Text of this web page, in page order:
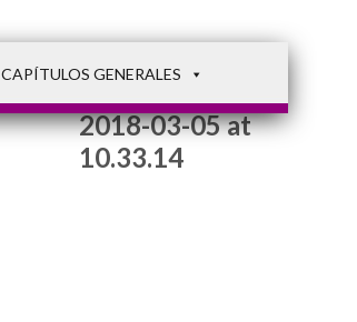
CAPÍTULOS GENERALES
2018-03-05 at
10.33.14